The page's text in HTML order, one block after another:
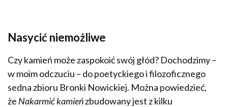
Nasycić niemożliwe
Czy kamień może zaspokoić swój głód? Dochodzimy –
w moim odczuciu – do poetyckiego i filozoficznego
sedna zbioru Bronki Nowickiej. Można powiedzieć,
że Nakarmić kamieńzbudowany jest z kilku